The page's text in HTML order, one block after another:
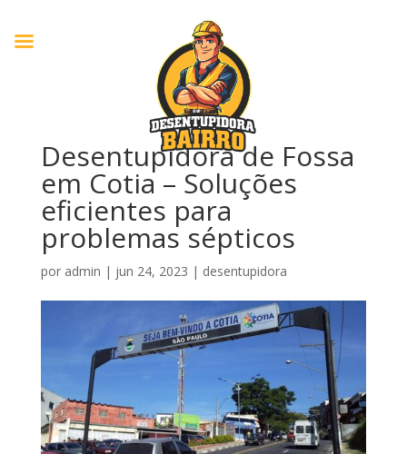
Desentupidora de Fossa
em Cotia – Soluções
eficientes para
problemas sépticos
por admin | jun 24, 2023 | desentupidora